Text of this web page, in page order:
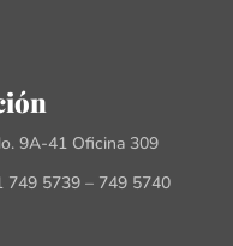
9A-41 Oficina 309
749 5739 – 749 5740